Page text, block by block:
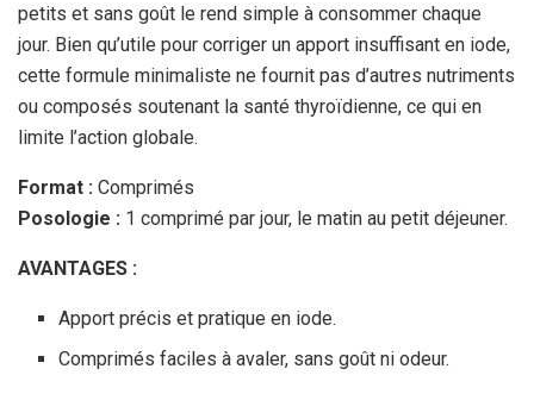
petits et sans goût le rend simple à consommer chaque
jour. Bien qu’utile pour corriger un apport insuffisant en iode,
cette formule minimaliste ne fournit pas d’autres nutriments
ou composés soutenant la santé thyroïdienne, ce qui en
limite l’action globale.
Format : Comprimés
Posologie : 1 comprimé par jour, le matin au petit déjeuner.
AVANTAGES :
Apport précis et pratique en iode.
Comprimés faciles à avaler, sans goût ni odeur.